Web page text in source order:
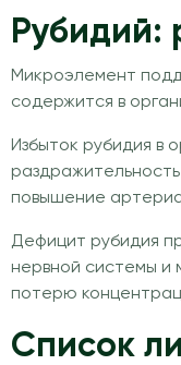
Рубидий:
Микроэлемент
содержится в
Избыток рубидия в
повышение
Дефицит рубидия
нервной системы и
потерю
Список